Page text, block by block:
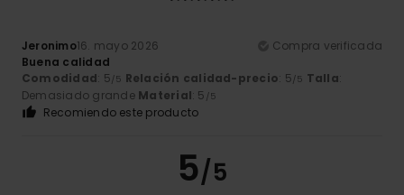
Jeronimo16. mayo 2026
Compra verificada
Buena calidad
Comodidad: 5/5 Relación calidad-precio: 5/5 Talla:
Demasiado grande Material: 5 /5
Recomiendo este producto
5/5